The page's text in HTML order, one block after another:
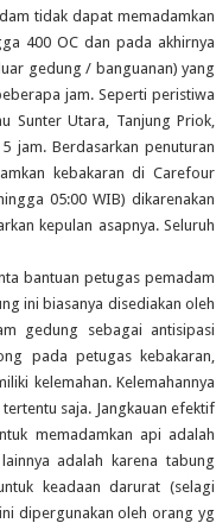
tidak dapat memadamkan
400 OC dan pada akhirnya
gedung / banguanan) yang
jam. Seperti peristiwa
Sunter Utara, Tanjung Priok,
jam. Berdasarkan penuturan
kebakaran di Carefour
05:00 WIB) dikarenakan
kepulan asapnya. Seluruh
bantuan petugas pemadam
ini biasanya disediakan oleh
gedung sebagai antisipasi
pada petugas kebakaran,
kelemahan. Kelemahannya
saja. Jangkauan efektif
memadamkan api adalah
adalah karena tabung
keadaan darurat (selagi
dipergunakan oleh orang yg